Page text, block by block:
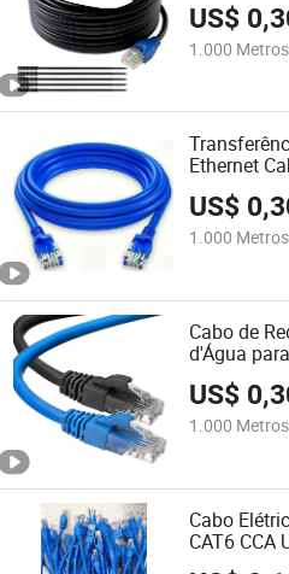
US$
1.000 Metros
Ethernet
Internet
US$
1.000 Metros
Cabo de
d'Água
CAT6
US$
1.000 Metros
Cabo
CAT6 CCA